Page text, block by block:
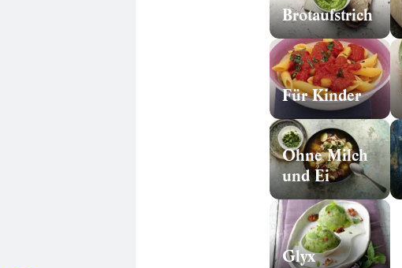
Brotaufstrich
Für Kinder
Ohne Milch
und Ei
Glyx